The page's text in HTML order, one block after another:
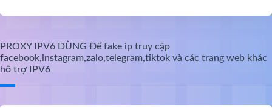
PROXY IPV6 DÙNG Để fake ip truy cập
facebook,instagram,zalo,telegram,tiktok và các trang web khác
hỗ trợ IPV6